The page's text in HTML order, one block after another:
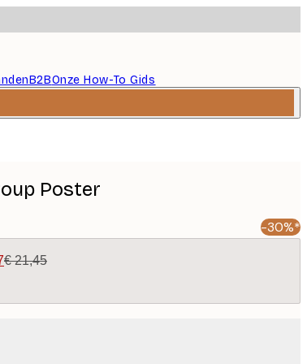
B2BOnze How-To Gids
Poster
-30%*
€ 21,45